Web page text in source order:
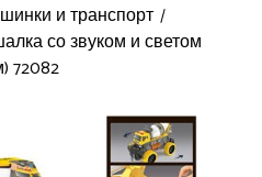
и транспорт
со звуком и светом
72082